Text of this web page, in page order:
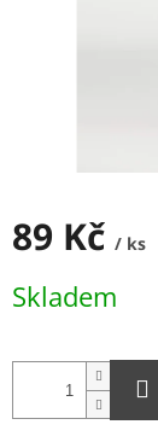
89 Kč / ks
cena:
Skladem